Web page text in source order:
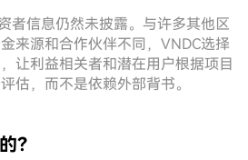
者信息仍然未披露。与许多其他区
来源和合作伙伴不同，VNDC选择
让利益相关者和潜在用户根据项目
估，而不是依赖外部背书。
？